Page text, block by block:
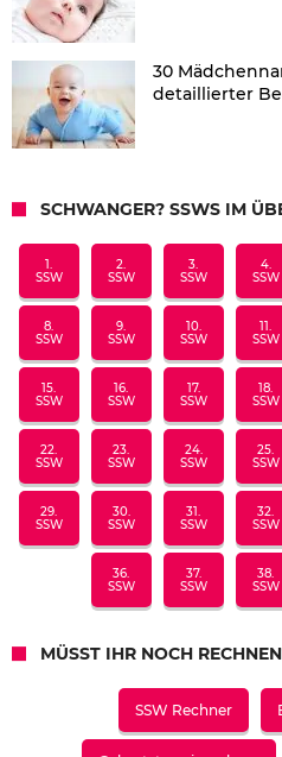
30
detaillierter
SCHWANGER? SSWS IM
1.
SSW
2.
SSW
3.
SSW
4.
SSW
8.
SSW
9.
SSW
10.
SSW
11.
SSW
15.
SSW
16.
SSW
17.
SSW
18.
SSW
22.
SSW
23.
SSW
24.
SSW
25.
SSW
29.
SSW
30.
SSW
31.
SSW
32.
SSW
36.
SSW
37.
SSW
38.
SSW
MÜSST IHR NOCH
SSW Rechner